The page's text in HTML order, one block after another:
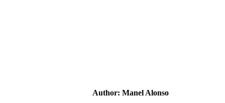
Author: Manel Alonso